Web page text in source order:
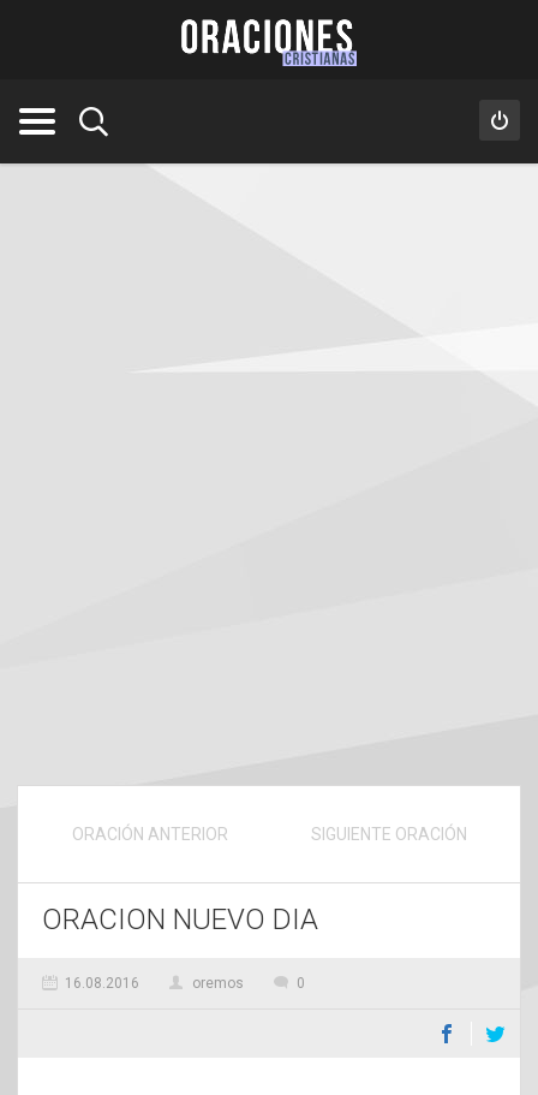
ORACIÓN ANTERIOR SIGUIENTE ORACIÓN
ORACION NUEVO DIA
16.08.2016 oremos 0